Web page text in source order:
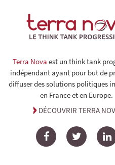
Terra Nova est un think tank
indépendant ayant pour but de
diffuser des solutions politiques
en France et en Europe.
DÉCOUVRIR TERRA
FacebookTwitter